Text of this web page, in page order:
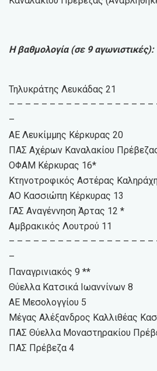
Η βαθμολογία (σε 9 αγωνιστικές):
Τηλυκράτης Λευκάδας 21
– – – – – – – – – – – – – – – – –
–
ΑΕ Λευκίμμης Κέρκυρας 20
ΠΑΣ Αχέρων Καναλακίου
ΟΦΑΜ Κέρκυρας 16*
Κτηνοτροφικός Αστέρας
ΑΟ Κασσιώπη Κέρκυρας 13
ΓΑΣ Αναγέννηση Άρτας 12 *
Αμβρακικός Λουτρού 11
– – – – – – – – – – – – – – – – –
–
Παναγρινιακός 9 **
Θύελλα Κατσικά Ιωαννίνων 8
ΑΕ Μεσολογγίου 5
Μέγας Αλέξανδρος Καλλιθέας
ΠΑΣ Θύελλα Μοναστηρακίου
ΠΑΣ Πρέβεζα 4